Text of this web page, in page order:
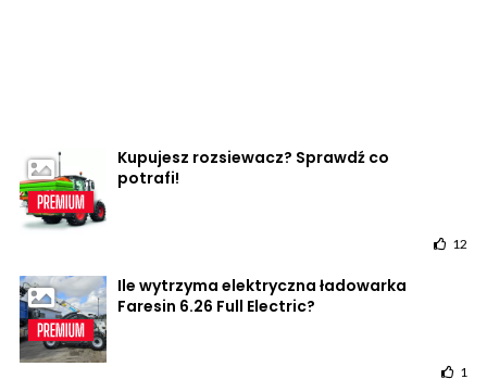
Kupujesz rozsiewacz? Sprawdź co
potrafi!
12
Ile wytrzyma elektryczna ładowarka
Faresin 6.26 Full Electric?
1